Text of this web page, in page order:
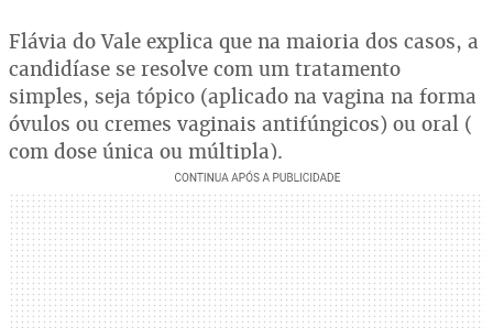
Flávia do Vale explica que na maioria dos casos, a
candidíase se resolve com um tratamento
simples, seja tópico (aplicado na vagina na forma
óvulos ou cremes vaginais antifúngicos) ou oral (
com dose única ou múltipla).